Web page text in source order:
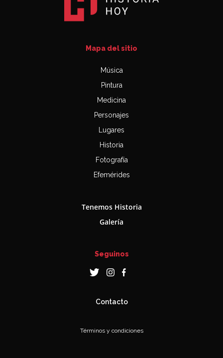
Mapa del sitio
Música
Pintura
Medicina
Personajes
Lugares
Historia
Fotografía
Efemérides
Tenemos Historia
Galería
Seguinos
Contacto
Términos y condiciones